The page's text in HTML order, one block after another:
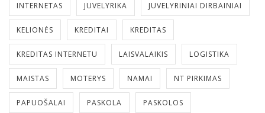
INTERNETAS JUVELYRIKA JUVELYRINIAI DIRBAINIAI
KELIONĖS KREDITAI KREDITAS
KREDITAS INTERNETU LAISVALAIKIS LOGISTIKA
MAISTAS MOTERYS NAMAI NT PIRKIMAS
PAPUOŠALAI PASKOLA PASKOLOS